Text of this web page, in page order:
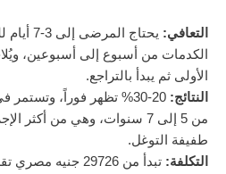
التعافي:
يحتاج
الكدمات من أسبوع إلى أسبوعين،
الأولى ثم يبدأ بالتراجع.
النتائج:
من 5 إلى 7 سنوات، وهي من
طفيفة التوغل.
التكلفة:
تبدأ من 29726